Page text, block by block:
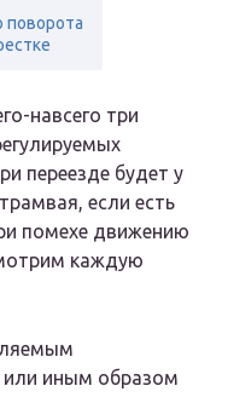
поворота
навсего три
переезде будет у
если есть
помехе движению
каждую
или иным образом